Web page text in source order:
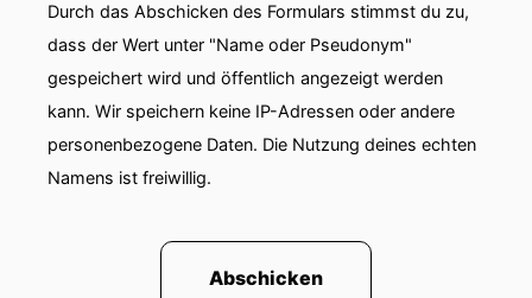
Durch das Abschicken des Formulars stimmst du zu,
dass der Wert unter "Name oder Pseudonym"
gespeichert wird und öffentlich angezeigt werden
kann. Wir speichern keine IP-Adressen oder andere
personenbezogene Daten. Die Nutzung deines echten
Namens ist freiwillig.
Abschicken